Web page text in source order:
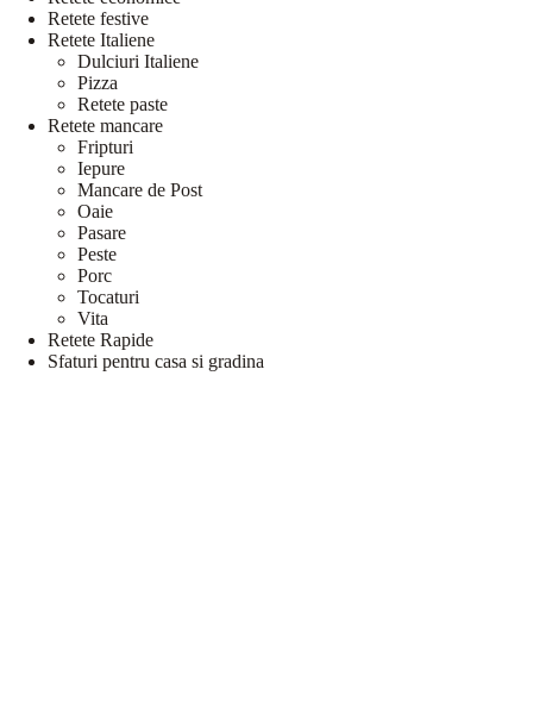
Retete festive
Retete Italiene
Dulciuri Italiene
Pizza
Retete paste
Retete mancare
Fripturi
Iepure
Mancare de Post
Oaie
Pasare
Peste
Porc
Tocaturi
Vita
Retete Rapide
Sfaturi pentru casa si gradina